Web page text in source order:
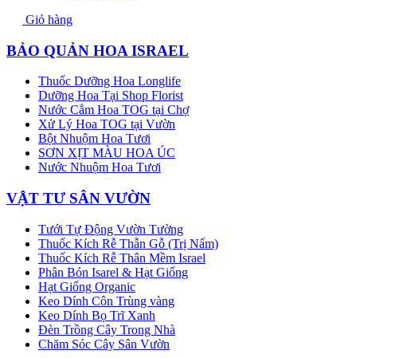
Giỏ hàng
BẢO QUẢN HOA ISRAEL
Thuốc Dưỡng Hoa Longlife
Dưỡng Hoa Tại Shop Florist
Nước Cắm Hoa TOG tại Chợ
Xử Lý Hoa TOG tại Vườn
Bột Nhuộm Hoa Tươi
SƠN XỊT MÀU HOA ÚC
Nước Nhuộm Hoa Tươi
VẬT TƯ SÂN VƯỜN
Tưới Tự Động Vườn Tường
Thuốc Kích Rễ Thẫn Gỗ (Trị Nấm)
Thuốc Kích Rễ Thân Mềm Israel
Phân Bón Isarel & Hạt Giống
Hạt Giống Organic
Keo Dính Côn Trùng vàng
Keo Dính Bọ Trĩ Xanh
Đèn Trồng Cây Trong Nhà
Chăm Sóc Cây Sân Vườn